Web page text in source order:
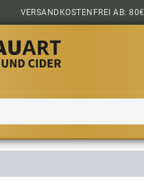
VERSANDKOSTENFREI AB: 80€